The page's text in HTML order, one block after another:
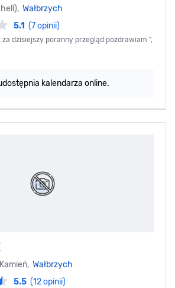
Wałbrzych
5.1 (7 opinii)
za dzisiejszy poranny przegląd pozdrawiam ",
kalendarza online.
Wałbrzych
5.5 (12 opinii)